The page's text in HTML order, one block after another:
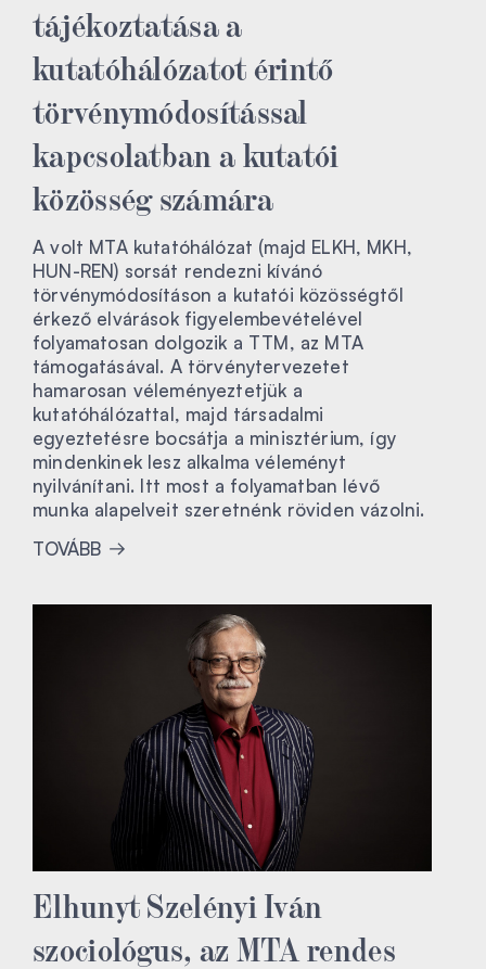
tájékoztatása a
kutatóhálózatot érintő
törvénymódosítással
kapcsolatban a kutatói
közösség számára
A volt MTA kutatóhálózat (majd ELKH, MKH,
HUN-REN) sorsát rendezni kívánó
törvénymódosításon a kutatói közösségtől
érkező elvárások figyelembevételével
folyamatosan dolgozik a TTM, az MTA
támogatásával. A törvénytervezetet
hamarosan véleményeztetjük a
kutatóhálózattal, majd társadalmi
egyeztetésre bocsátja a minisztérium, így
mindenkinek lesz alkalma véleményt
nyilvánítani. Itt most a folyamatban lévő
munka alapelveit szeretnénk röviden vázolni.
TOVÁBB
Elhunyt Szelényi Iván
szociológus, az MTA rendes